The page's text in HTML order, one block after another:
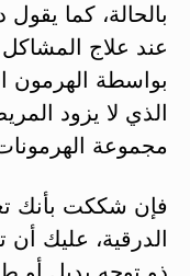
بالحالة، كما
عند علاج المشاكل
الذي لا يزود
مجموعة
فإن شككت بأنك
الدرقية، عليك
ذو توجه بديل أو